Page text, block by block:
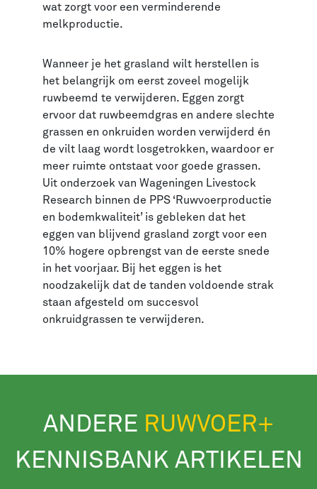
wat zorgt voor een verminderende
melkproductie.
Wanneer je het grasland wilt herstellen is
het belangrijk om eerst zoveel mogelijk
ruwbeemd te verwijderen. Eggen zorgt
ervoor dat ruwbeemdgras en andere slechte
grassen en onkruiden worden verwijderd én
de vilt laag wordt losgetrokken, waardoor er
meer ruimte ontstaat voor goede grassen.
Uit onderzoek van Wageningen Livestock
Research binnen de PPS ‘Ruwvoerproductie
en bodemkwaliteit’ is gebleken dat het
eggen van blijvend grasland zorgt voor een
10% hogere opbrengst van de eerste snede
in het voorjaar. Bij het eggen is het
noodzakelijk dat de tanden voldoende strak
staan afgesteld om succesvol
onkruidgrassen te verwijderen.
ANDERE RUWVOER+
KENNISBANK ARTIKELEN